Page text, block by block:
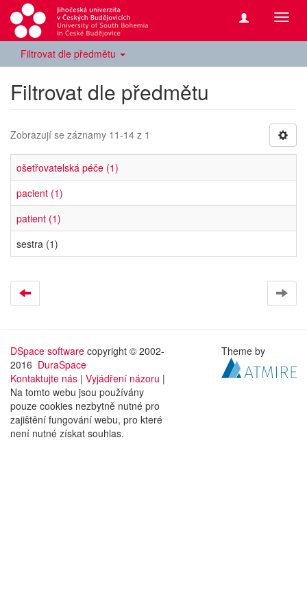
Filtrovat dle předmětu
Filtrovat dle předmětu
Zobrazují se záznamy 11-14 z 1
ošetřovatelská péče (1)
pacient (1)
patient (1)
sestra (1)
DSpace software copyright © 2002-
2016 DuraSpace
Kontaktujte nás | Vyjádření názoru |
Na tomto webu jsou používány
pouze cookies nezbytně nutné pro
zajištění fungování webu, pro které
není nutné získat souhlas.
Theme by